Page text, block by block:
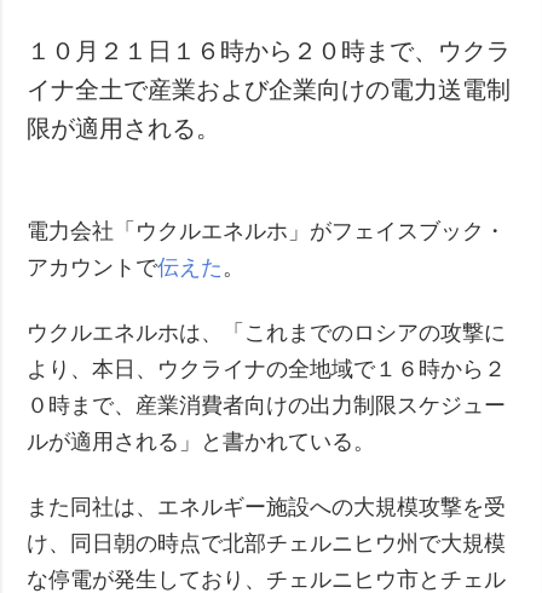
１０月２１日１６時から２０時まで、ウクラ
イナ全土で産業および企業向けの電力送電制
限が適用される。
電力会社「ウクルエネルホ」がフェイスブック・
アカウントで伝えた 。
ウクルエネルホは、「これまでのロシアの攻撃に
より、本日、ウクライナの全地域で１６時から２
０時まで、産業消費者向けの出力制限スケジュー
ルが適用される」と書かれている。
また同社は、エネルギー施設への大規模攻撃を受
け、同日朝の時点で北部チェルニヒウ州で大規模
な停電が発生しており、チェルニヒウ市とチェル